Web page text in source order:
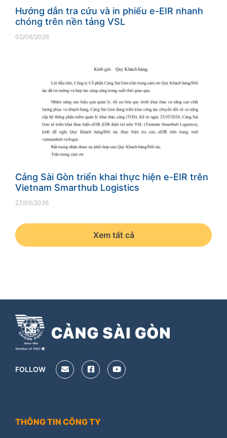
Hướng dẫn tra cứu và in phiếu e-EIR nhanh
chóng trên nền tảng VSL
02/06/2026
Cảng Sài Gòn triển khai thực hiện e-EIR trên
Vietnam Smarthub Logistics
27/05/2026
Xem tất cả
FOLLOW
THÔNG TIN CÔNG TY